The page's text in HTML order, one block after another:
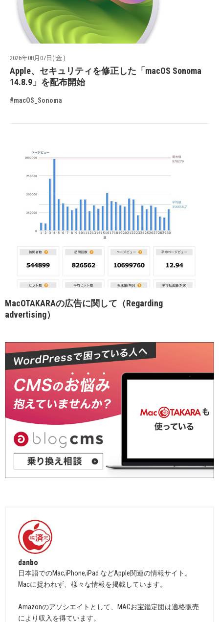
2026年08月07日( 金 )
Apple、セキュリティを修正した「macOS Sonoma
14.8.9」を配布開始
#macOS_Sonoma
MacOTAKARAの広告に関して（Regarding
advertising）
danbo
日本語でのMac,iPhone,iPad などApple関連の情報サイト。
Macに捉われず、様々な情報を掲載しています。
Amazonのアソシエイトとして、MACお宝鑑定団は適格販売
により収入を得ています。